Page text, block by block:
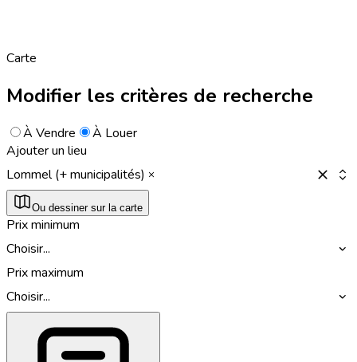
Carte
Modifier les critères de recherche
À Vendre
À Louer
Ajouter un lieu
Lommel (+ municipalités)
Ou dessiner sur la carte
Prix minimum
Choisir...
Prix maximum
Choisir...